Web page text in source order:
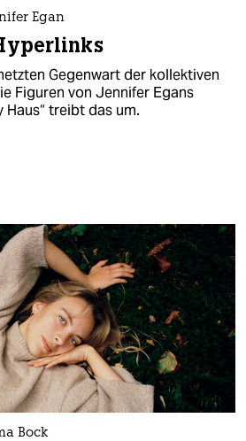
Egan
Gegenwart der kollektiven
Figuren von Jennifer Egans
Haus“ treibt das um.
Bock